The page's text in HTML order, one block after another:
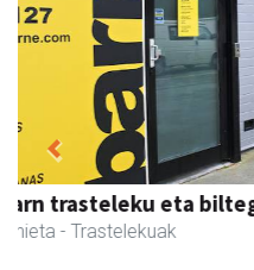
Urnietako Udala
Urnieta - Udaletxeak
Previous